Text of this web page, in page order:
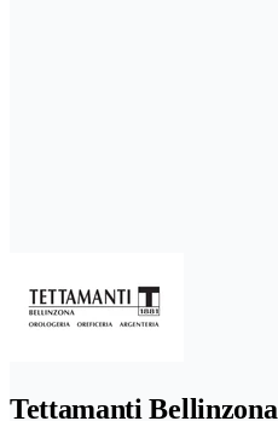
Tettamanti Bellinzona